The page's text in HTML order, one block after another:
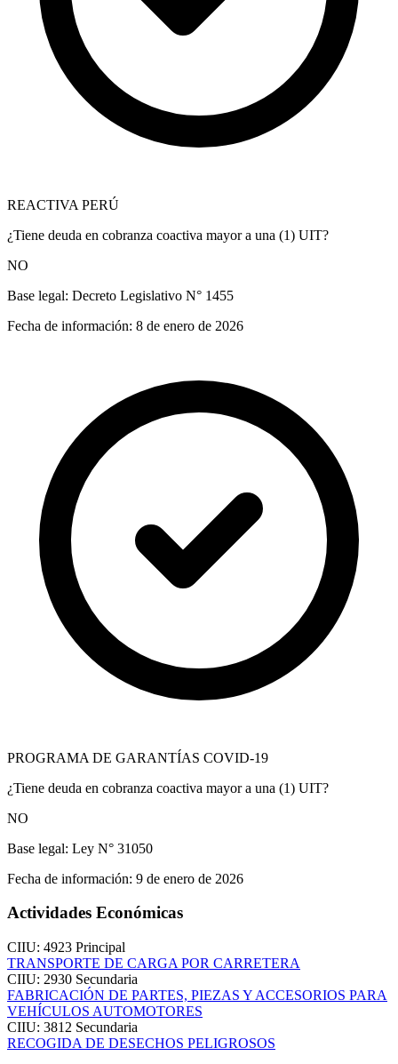
REACTIVA PERÚ
¿Tiene deuda en cobranza coactiva mayor a una (1) UIT?
NO
Base legal: Decreto Legislativo N° 1455
Fecha de información: 8 de enero de 2026
PROGRAMA DE GARANTÍAS COVID-19
¿Tiene deuda en cobranza coactiva mayor a una (1) UIT?
NO
Base legal: Ley N° 31050
Fecha de información: 9 de enero de 2026
Actividades Económicas
CIIU: 4923 Principal
TRANSPORTE DE CARGA POR CARRETERA
CIIU: 2930 Secundaria
FABRICACIÓN DE PARTES, PIEZAS Y ACCESORIOS PARA
VEHÍCULOS AUTOMOTORES
CIIU: 3812 Secundaria
RECOGIDA DE DESECHOS PELIGROSOS